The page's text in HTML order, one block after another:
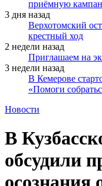
приёмную
3 дня назад
Верхотомский
крестный ход
2 недели назад
Приглашаем на
3 недели назад
В Кемерове
«Помоги
Новости
В
обсудили